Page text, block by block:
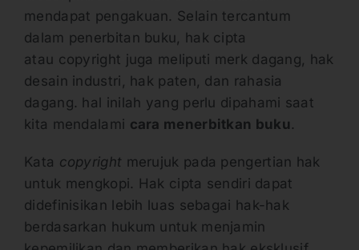
mendapat pengakuan. Selain tercantum
dalam penerbitan buku, hak cipta
atau copyright juga meliputi merk dagang, hak
desain industri, hak paten, dan rahasia
dagang. hal inilah yang perlu dipahami saat
kita mendalami cara menerbitkan buku .
Kata copyright merujuk pada pengertian hak
untuk mengkopi. Hak cipta sendiri dapat
didefinisikan lebih luas sebagai hak-hak
berdasarkan hukum untuk menjamin